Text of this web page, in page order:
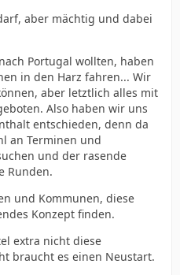
aber mächtig und dabei
Portugal wollten, haben
in den Harz fahren... Wir
aber letztlich alles mit
Also haben wir uns
entschieden, denn da
an Terminen und
und der rasende
Runden.
und Kommunen, diese
Konzept finden.
extra nicht diese
braucht es einen Neustart.